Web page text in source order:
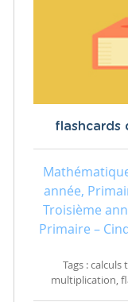
flashcards
année,
Troisième
Primaire –
Tags :
multiplication,